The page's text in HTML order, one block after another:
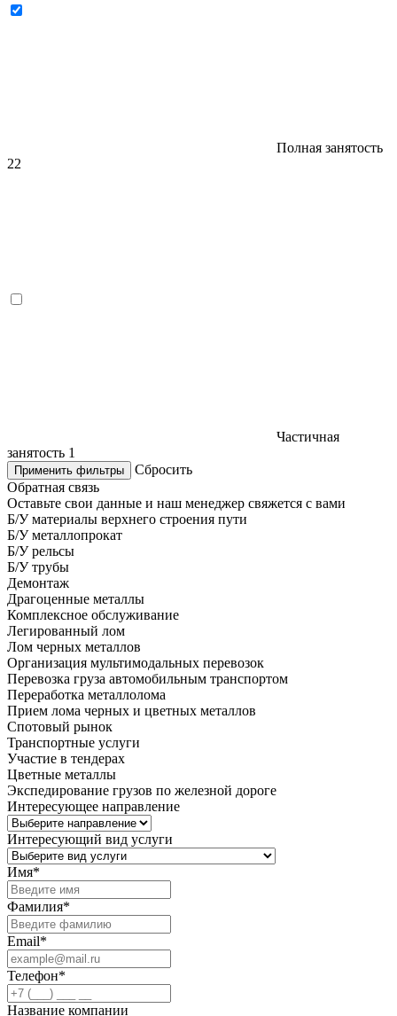
Полная занятость
22
Частичная
занятость 1
Применить фильтры
Сбросить
Обратная связь
Оставьте свои данные и наш менеджер свяжется с вами
Б/У материалы верхнего строения пути
Б/У металлопрокат
Б/У рельсы
Б/У трубы
Демонтаж
Драгоценные металлы
Комплексное обслуживание
Легированный лом
Лом черных металлов
Организация мультимодальных перевозок
Перевозка груза автомобильным транспортом
Переработка металлолома
Прием лома черных и цветных металлов
Спотовый рынок
Транспортные услуги
Участие в тендерах
Цветные металлы
Экспедирование грузов по железной дороге
Интересующее направление
Интересующий вид услуги
Имя*
Фамилия*
Email*
Телефон*
Название компании